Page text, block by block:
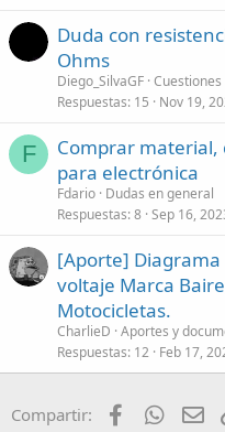
Duda con
Ohms
Diego_SilvaGF
Respuestas 15 Nov 19,
F
Comprar
para electrónica
Fdario Dudas en general
Respuestas 8 Sep 16,
[Aporte]
voltaje Marca
Motocicletas.
CharlieD Aportes y
Respuestas 12 Feb 17,
Compartir: Facebook